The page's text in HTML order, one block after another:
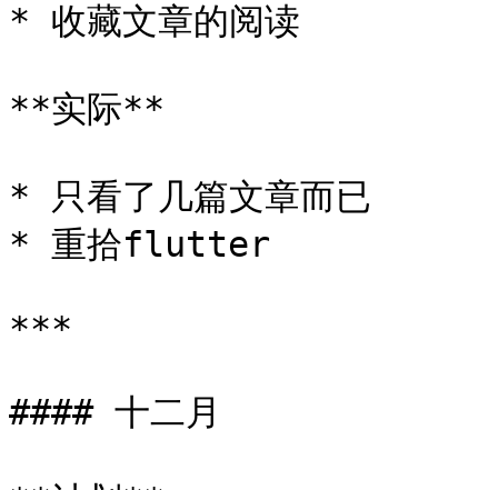
* 收藏文章的阅读
**实际**
* 只看了几篇文章而已
* 重拾flutter
***
#### 十二月